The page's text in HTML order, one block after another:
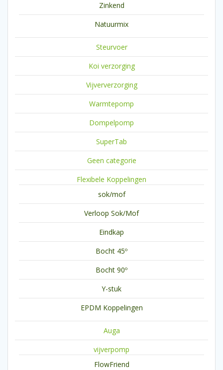
Zinkend
Natuurmix
Steurvoer
Koi verzorging
Vijververzorging
Warmtepomp
Dompelpomp
SuperTab
Geen categorie
Flexibele Koppelingen
sok/mof
Verloop Sok/Mof
Eindkap
Bocht 45º
Bocht 90º
Y-stuk
EPDM Koppelingen
Auga
vijverpomp
FlowFriend